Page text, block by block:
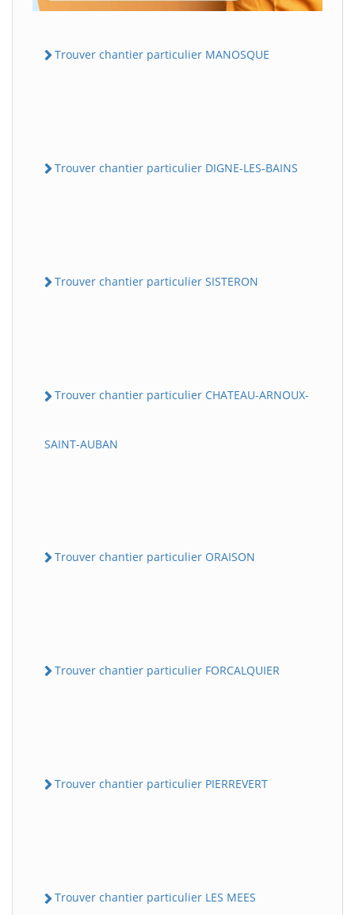
Trouver chantier particulier MANOSQUE
Trouver chantier particulier DIGNE-LES-BAINS
Trouver chantier particulier SISTERON
Trouver chantier particulier CHATEAU-ARNOUX-
SAINT-AUBAN
Trouver chantier particulier ORAISON
Trouver chantier particulier FORCALQUIER
Trouver chantier particulier PIERREVERT
Trouver chantier particulier LES MEES